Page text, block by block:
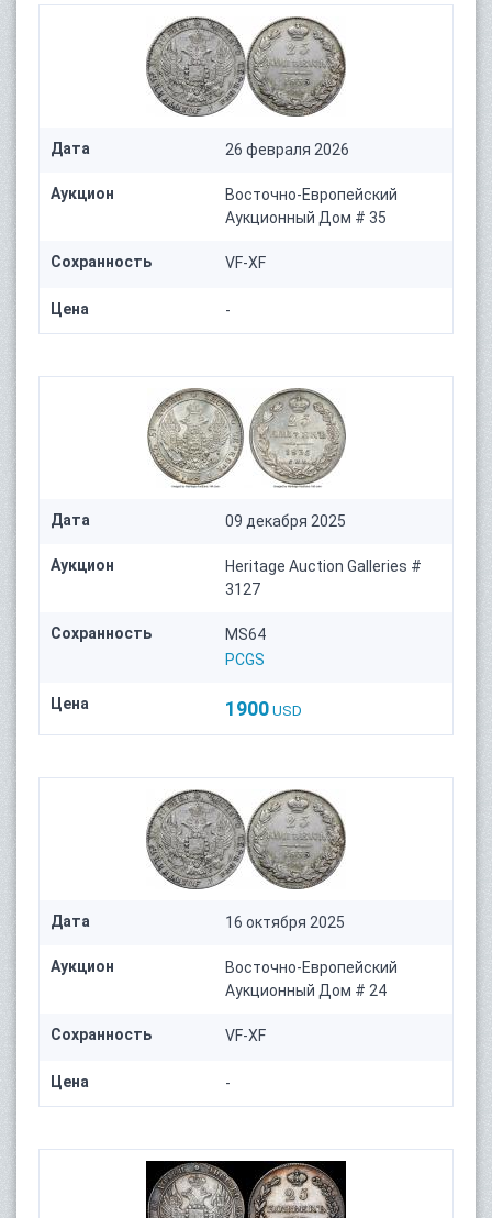
Дата 26 февраля 2026
Аукцион
Восточно-Европейский
Аукционный Дом # 35
Сохранность VF-XF
Цена -
Дата 09 декабря 2025
Аукцион
Heritage Auction Galleries #
3127
Сохранность
MS64
PCGS
Цена 1900 USD
Дата 16 октября 2025
Аукцион
Восточно-Европейский
Аукционный Дом # 24
Сохранность VF-XF
Цена -